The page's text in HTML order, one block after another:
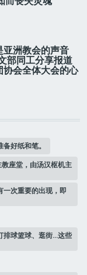
亚洲教会的声音
部同工分享报道
协会全体大会的心
好纸和笔。
座堂，由汤汉枢机主
一次重要的出现，即
排球篮球、逛街…这些